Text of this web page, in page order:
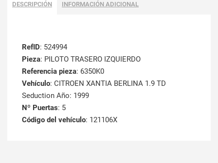
DESCRIPCIÓN INFORMACIÓN ADICIONAL
RefID: 524994
Pieza: PILOTO TRASERO IZQUIERDO
Referencia pieza: 6350K0
Vehículo: CITROEN XANTIA BERLINA 1.9 TD
Seduction Año: 1999
Nº Puertas: 5
Código del vehículo: 121106X